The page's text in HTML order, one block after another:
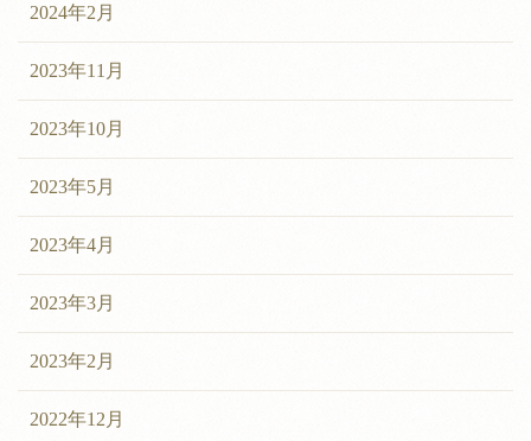
2024年2月
2023年11月
2023年10月
2023年5月
2023年4月
2023年3月
2023年2月
2022年12月